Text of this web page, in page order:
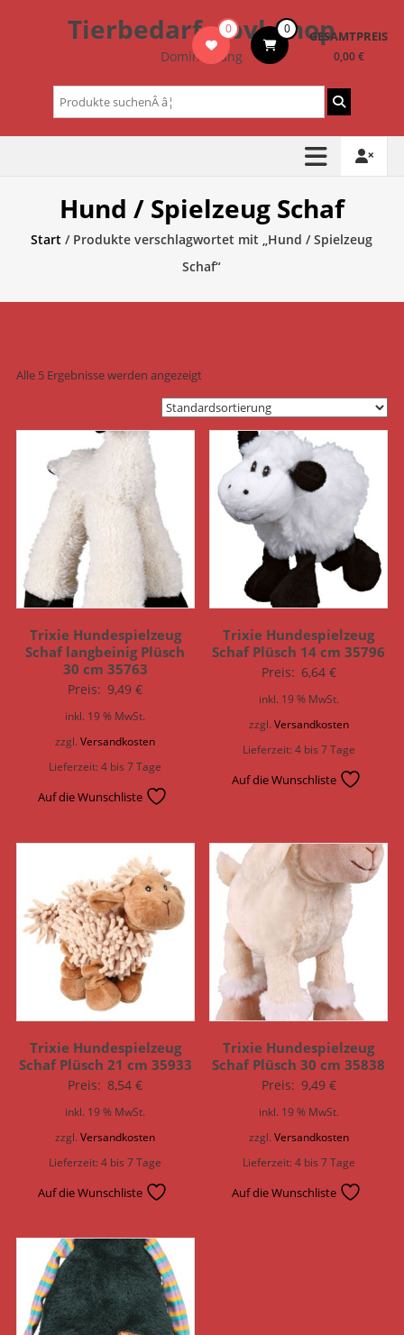
Tierbedarf – bvl-Shop
Dominik Lang
0 0 GESAMTPREIS
0,00 €
Suchen
nach:
Hund / Spielzeug Schaf
Start / Produkte verschlagwortet mit „Hund / Spielzeug
Schaf“
Alle 5 Ergebnisse werden angezeigt
Trixie Hundespielzeug
Schaf langbeinig Plüsch
30 cm 35763
Preis: 9,49€
inkl. 19 % MwSt.
zzgl.Versandkosten
Lieferzeit:4 bis 7 Tage
Auf die Wunschliste
Trixie Hundespielzeug
Schaf Plüsch 14 cm 35796
Preis: 6,64 €
inkl. 19 % MwSt.
zzgl. Versandkosten
Lieferzeit:4 bis 7 Tage
Auf die Wunschliste
Trixie Hundespielzeug
Schaf Plüsch 21 cm 35933
Preis: 8,54€
inkl. 19 % MwSt.
zzgl.Versandkosten
Lieferzeit:4 bis 7 Tage
Auf die Wunschliste
Trixie Hundespielzeug
Schaf Plüsch 30 cm 35838
Preis: 9,49 €
inkl. 19 % MwSt.
zzgl. Versandkosten
Lieferzeit:4 bis 7 Tage
Auf die Wunschliste